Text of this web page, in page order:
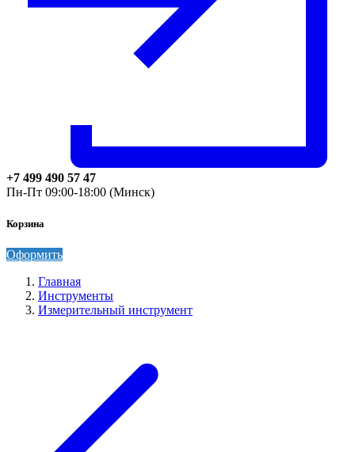
+7 499 490 57 47
Пн-Пт 09:00-18:00 (Минск)
Корзина
Оформить
Главная
Инструменты
Измерительный инструмент